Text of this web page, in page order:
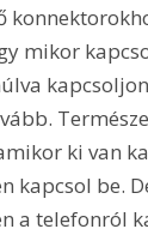
mikor
ki van
kapcsol be.
a telefonról